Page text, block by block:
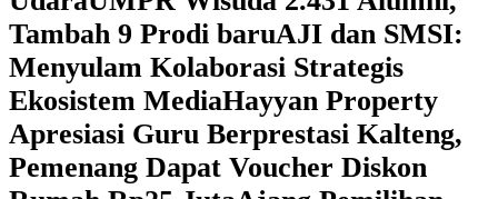
Tambah 9 Prodi baruAJI dan SMSI:
Menyulam Kolaborasi Strategis
Ekosistem MediaHayyan Property
Apresiasi Guru Berprestasi Kalteng,
Pemenang Dapat Voucher Diskon